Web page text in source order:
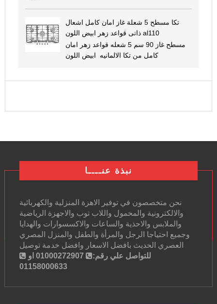
تكا مسطح 5 شعلة غاز امان كامل اشعال
ذاتى قواعد زهر ابيض اللون al110
مسطح غاز 90 سم 5 شعله قواعد زهر امان
كامل من تكا الالمانيه ابيض اللون
نبذة عنــــا
نحن متخصصون في توفير الاهزة المنزلية والكهربائية
والالكترونية والمحمول واللاب توب والاجهزة الرياضية
والملابس والاحذية والساعات والاكسسوارات والهدايا
وجميع احتياجا الرجل والمرأة والطفل والمنزل المصري
العصري الحديث بافضل الاسعار وافضل خدمة توصيل
للتواصل علي رقم:
01158000633